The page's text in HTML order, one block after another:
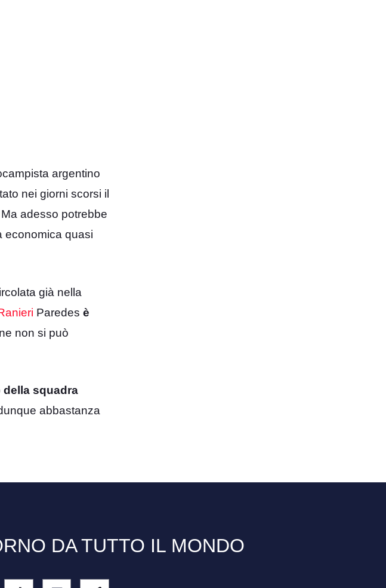
argentino
nei giorni scorsi il
adesso potrebbe
economica quasi
già nella
Paredes è
non si può
squadra
abbastanza
DA TUTTO IL MONDO